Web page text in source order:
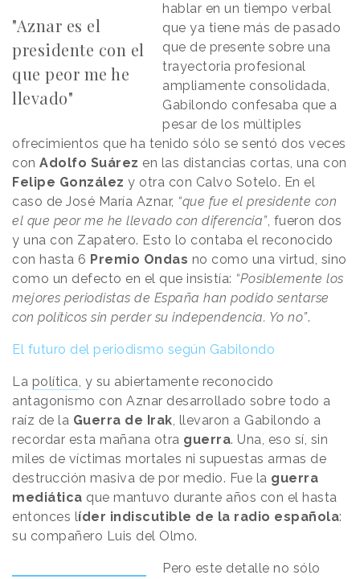
"Aznar es el
presidente con el
que peor me he
llevado"
hablar en un tiempo verbal
que ya tiene más de pasado
que de presente sobre una
trayectoria profesional
ampliamente consolidada,
Gabilondo confesaba que a
pesar de los múltiples
ofrecimientos que ha tenido sólo se sentó dos veces
con Adolfo Suárez en las distancias cortas, una con
Felipe González y otra con Calvo Sotelo. En el
caso de José María Aznar, “que fue el presidente con
el que peor me he llevado con diferencia”, fueron dos
y una con Zapatero. Esto lo contaba el reconocido
con hasta 6 Premio Ondas no como una virtud, sino
como un defecto en el que insistía: “Posiblemente los
mejores periodistas de España han podido sentarse
con políticos sin perder su independencia. Yo no”.
El futuro del periodismo según Gabilondo
La política, y su abiertamente reconocido
antagonismo con Aznar desarrollado sobre todo a
raíz de la Guerra de Irak, llevaron a Gabilondo a
recordar esta mañana otra guerra. Una, eso sí, sin
miles de víctimas mortales ni supuestas armas de
destrucción masiva de por medio. Fue la guerra
mediática que mantuvo durante años con el hasta
entonces líder indiscutible de la radio española:
su compañero Luis del Olmo.
Pero este detalle no sólo